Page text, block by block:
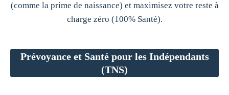
(comme la prime de naissance) et maximisez votre reste à
charge zéro (100% Santé).
Prévoyance et Santé pour les Indépendants
(TNS)